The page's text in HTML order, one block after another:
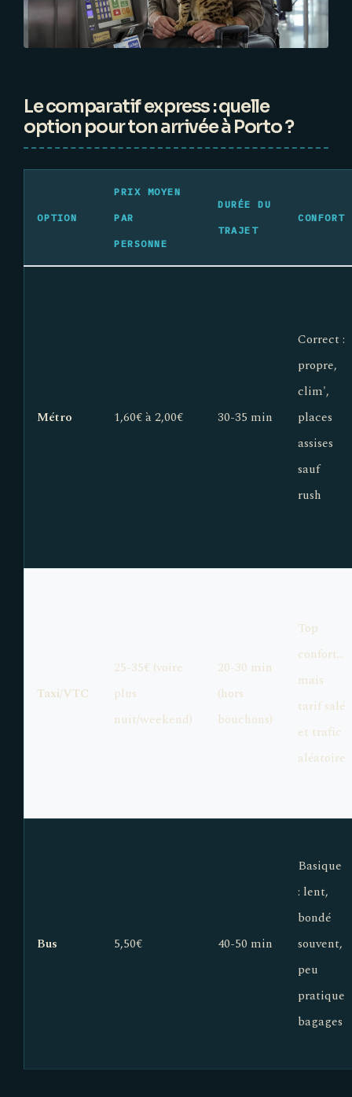
Le comparatif express : quelle
option pour ton arrivée à Porto ?
OPTION
PRIX MOYEN
PAR
PERSONNE
DURÉE DU
TRAJET
CONFORT
Métro 1,60€ à 2,00€ 30-35 min
Correct :
propre,
clim',
places
assises
sauf
rush
Taxi/VTC
25-35€ (voire
plus
nuit/weekend)
20-30 min
(hors
bouchons)
Top
confort...
mais
tarif salé
et trafic
aléatoire
Bus 5,50€ 40-50 min
Basique
: lent,
bondé
souvent,
peu
pratique
bagages